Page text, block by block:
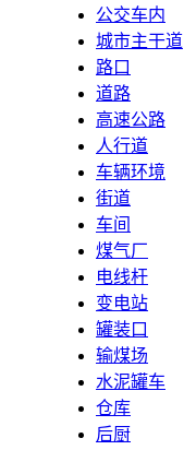
公交车内
城市主干道
路口
道路
高速公路
人行道
车辆环境
街道
车间
煤气厂
电线杆
变电站
罐装口
输煤场
水泥罐车
仓库
后厨